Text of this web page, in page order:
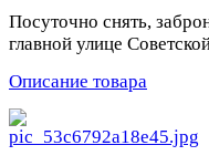
Посуточно снять,
главной улице
Описание товара